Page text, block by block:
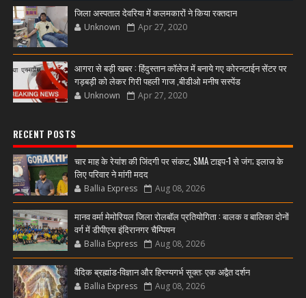
जिला अस्पताल देवरिया में कलमकारों ने किया रक्तदान
Unknown Apr 27, 2020
आगरा से बड़ी खबर : हिंदुस्तान कॉलेज में बनाये गए कोरनटाईन सेंटर पर
गड़बड़ी को लेकर गिरी पहली गाज ,बीडीओ मनीष सस्पेंड
Unknown Apr 27, 2020
RECENT POSTS
चार माह के रेयांश की जिंदगी पर संकट, SMA टाइप-1 से जंग; इलाज के
लिए परिवार ने मांगी मदद
Ballia Express Aug 08, 2026
मानव वर्मा मेमोरियल जिला रोलबॉल प्रतियोगिता : बालक व बालिका दोनों
वर्ग में डीपीएस इंदिरानगर चैम्पियन
Ballia Express Aug 08, 2026
वैदिक ब्रह्मांड-विज्ञान और हिरण्यगर्भ सूक्त: एक अद्वैत दर्शन
Ballia Express Aug 08, 2026